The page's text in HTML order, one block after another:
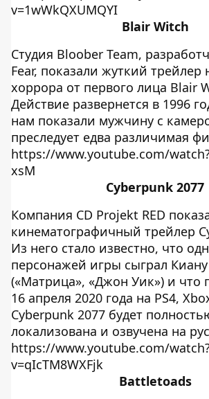
v=1wWkQXUMQYI
Blair Witch
Студия Bloober Team,
Fear, показали жуткий трейлер
хоррора от первого лица Blair
Действие развернется в 1996
нам показали мужчину с
преследует едва различимая
https://www.youtube.com/
xsM
Cyberpunk 2077
Компания CD Projekt RED
кинематографичный трейлер
Из него стало известно, что
персонажей игры сыграл
(«Матрица», «Джон Уик») и что
16 апреля 2020 года на PS4,
Cyberpunk 2077 будет
локализована и озвучена на
https://www.youtube.com/
v=qIcTM8WXFjk
Battletoads